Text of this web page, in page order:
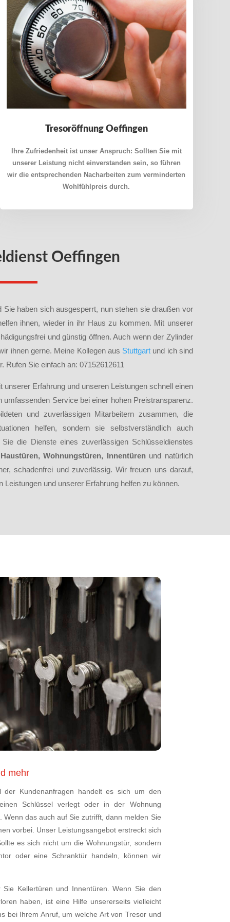
Tresoröffnung Oeffingen
Ihre Zufriedenheit ist unser Anspruch: Sollten Sie mit
unserer Leistung nicht einverstanden sein, so führen
wir die entsprechenden Nacharbeiten zum verminderten
Wohlfühlpreis durch.
Oeffingen
haben sich ausgesperrt, nun stehen sie draußen vor
ihnen, wieder in ihr Haus zu kommen. Mit unserer
und günstig öffnen. Auch wenn der Zylinder
ihnen gerne. Meine Kollegen aus Stuttgart und ich sind
Rufen Sie einfach an: 07152612611
Erfahrung und unseren Leistungen schnell einen
Service bei einer hohen Preistransparenz.
und zuverlässigen Mitarbeitern zusammen, die
helfen, sondern sie selbstverständlich auch
die Dienste eines zuverlässigen Schlüsseldienstes
Haustüren, Wohnungstüren, Innentürenund natürlich
schadenfrei und zuverlässig. Wir freuen uns darauf,
und unserer Erfahrung helfen zu können.
mehr
der Kundenanfragen handelt es sich um den
Schlüssel verlegt oder in der Wohnung
Wenn das auch auf Sie zutrifft, dann melden Sie
vorbei. Unser Leistungsangebot erstreckt sich
es sich nicht um die Wohnungstür, sondern
oder eine Schranktür handeln, können wir
Kellertüren und Innentüren. Wenn Sie den
haben, ist eine Hilfe unsererseits vielleicht
bei Ihrem Anruf, um welche Art von Tresor und